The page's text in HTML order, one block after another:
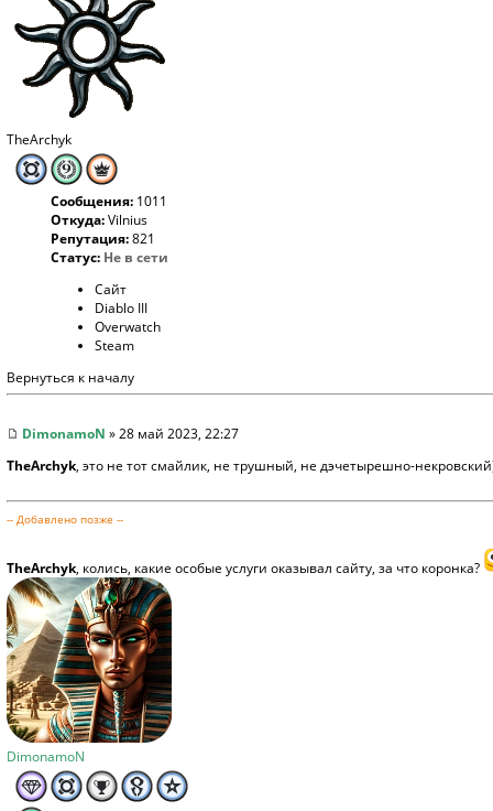
TheArchyk
Сообщения: 1011
Откуда:Vilnius
Репутация:821
Статус: Не в сети
Сайт
Diablo III
Overwatch
Steam
Вернуться к началу
DimonamoN » 28 май 2023, 22:27
TheArchyk, это не тот смайлик, не трушный, не дэчетырешно-
-- Добавлено позже --
TheArchyk, колись, какие особые услуги оказывал сайту, за что коронка?
DimonamoN